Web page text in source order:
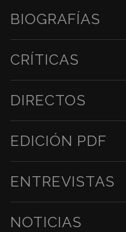
BIOGRAFÍAS
CRÍTICAS
DIRECTOS
EDICIÓN PDF
ENTREVISTAS
NOTICIAS